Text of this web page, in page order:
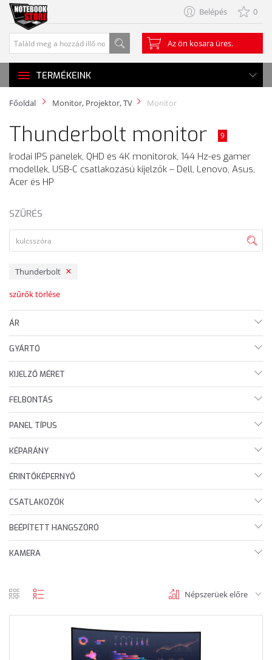
Belépés 0
Az ön kosara üres.
TERMÉKEINK
Főoldal Monitor, Projektor, TV Monitor
Thunderbolt monitor 9
Irodai IPS panelek, QHD és 4K monitorok, 144 Hz-es gamer
modellek, USB-C csatlakozású kijelzők – Dell, Lenovo, Asus,
Acer és HP
SZŰRÉS
Thunderbolt
szűrők törlése
ÁR
GYÁRTÓ
KIJELZŐ MÉRET
FELBONTÁS
PANEL TÍPUS
KÉPARÁNY
ÉRINTŐKÉPERNYŐ
CSATLAKOZÓK
BEÉPÍTETT HANGSZÓRÓ
KAMERA
Népszerüek előre